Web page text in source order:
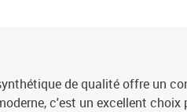
de qualité offre un
c'est un excellent choix